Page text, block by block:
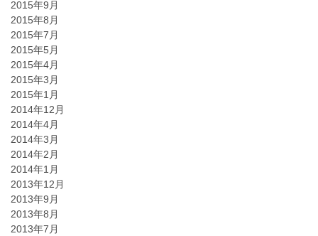
2015年9月
2015年8月
2015年7月
2015年5月
2015年4月
2015年3月
2015年1月
2014年12月
2014年4月
2014年3月
2014年2月
2014年1月
2013年12月
2013年9月
2013年8月
2013年7月